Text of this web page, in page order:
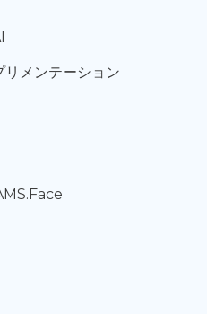
リメンテーション